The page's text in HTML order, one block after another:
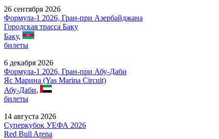
26 сентября 2026
Формула-1 2026, Гран-при Азербайджана
Городская трасса Баку
Баку,
билеты
6 декабря 2026
Формула-1 2026, Гран-при Абу-Даби
Яс Марина (Yas Marina Circuit)
Абу-Даби,
билеты
14 августа 2026
Суперкубок УЕФА 2026
Red Bull Arena